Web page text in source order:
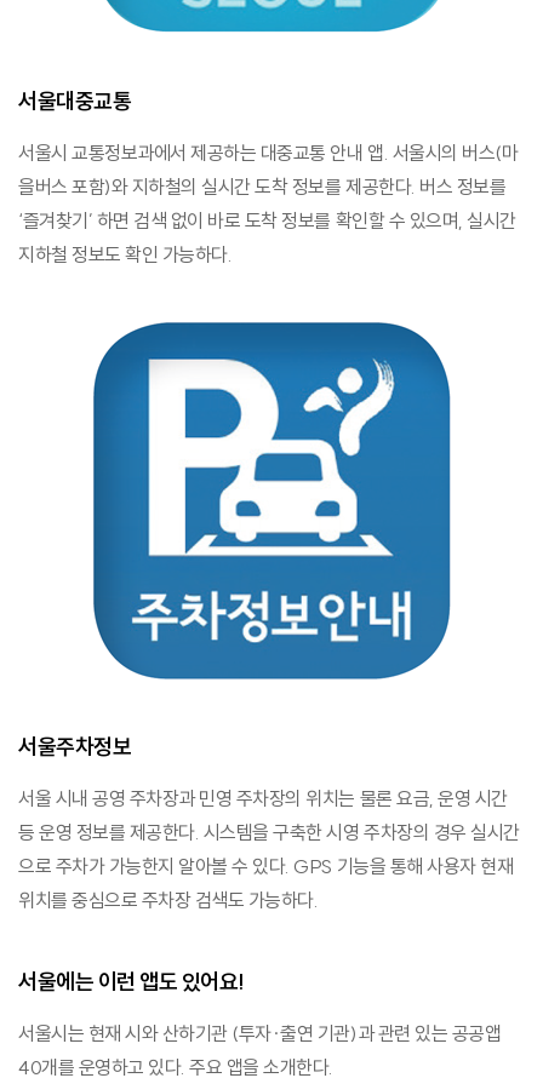
서울대중교통
서울시 교통정보과에서 제공하는 대중교통 안내 앱. 서울시의 버스(마
을버스 포함)와 지하철의 실시간 도착 정보를 제공한다. 버스 정보를
‘즐겨찾기’ 하면 검색 없이 바로 도착 정보를 확인할 수 있으며, 실시간
지하철 정보도 확인 가능하다.
서울주차정보
서울 시내 공영 주차장과 민영 주차장의 위치는 물론 요금, 운영 시간
등 운영 정보를 제공한다. 시스템을 구축한 시영 주차장의 경우 실시간
으로 주차가 가능한지 알아볼 수 있다. GPS 기능을 통해 사용자 현재
위치를 중심으로 주차장 검색도 가능하다.
서울에는 이런 앱도 있어요!
서울시는 현재 시와 산하기관 (투자·출연 기관)과 관련 있는 공공앱
40개를 운영하고 있다. 주요 앱을 소개한다.